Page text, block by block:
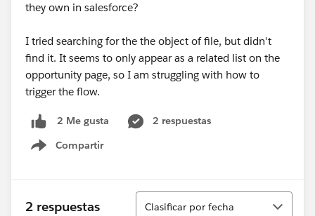
they own in salesforce?
I tried searching for the the object of file, but didn't
find it. It seems to only appear as a related list on the
opportunity page, so I am struggling with how to
trigger the flow.
2 Me gusta
2 respuestas
Compartir
Show menu
2 respuestas
Ordenar
Clasificar por fecha